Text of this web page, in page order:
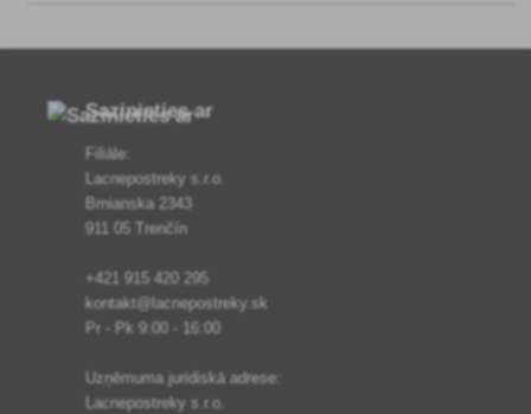
Sazinieties ar
Filiāle:
Lacnepostreky s.r.o.
Brnianska 2343
911 05 Trenčín
+421 915 420 295
kontakt@lacnepostreky.sk
Pr - Pk 9:00 - 16:00
Uzņēmuma juridiskā adrese:
Lacnepostreky s.r.o.